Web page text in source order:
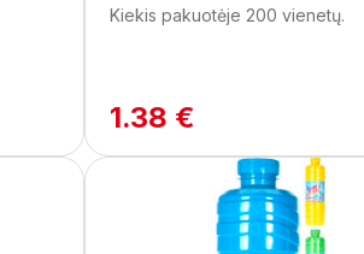
Kiekis pakuotėje 200 vienetų.
1.38 €